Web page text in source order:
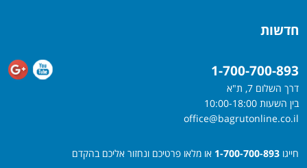
חדשות
1-700-700-893
דרך השלום 7, ת"א
בין השעות 10:00-18:00
office@bagrutonline.co.il
חייגו 1-700-700-893 או מלאו פרטיכם ונחזור אליכם בהקדם